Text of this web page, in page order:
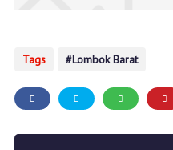
Tags Lombok Barat